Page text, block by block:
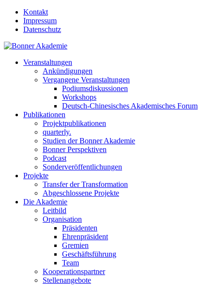
Kontakt
Impressum
Datenschutz
Veranstaltungen
Ankündigungen
Vergangene Veranstaltungen
Podiumsdiskussionen
Workshops
Deutsch-Chinesisches Akademisches Forum
Publikationen
Projektpublikationen
quarterly.
Studien der Bonner Akademie
Bonner Perspektiven
Podcast
Sonderveröffentlichungen
Projekte
Transfer der Transformation
Abgeschlossene Projekte
Die Akademie
Leitbild
Organisation
Präsidenten
Ehrenpräsident
Gremien
Geschäftsführung
Team
Kooperationspartner
Stellenangebote